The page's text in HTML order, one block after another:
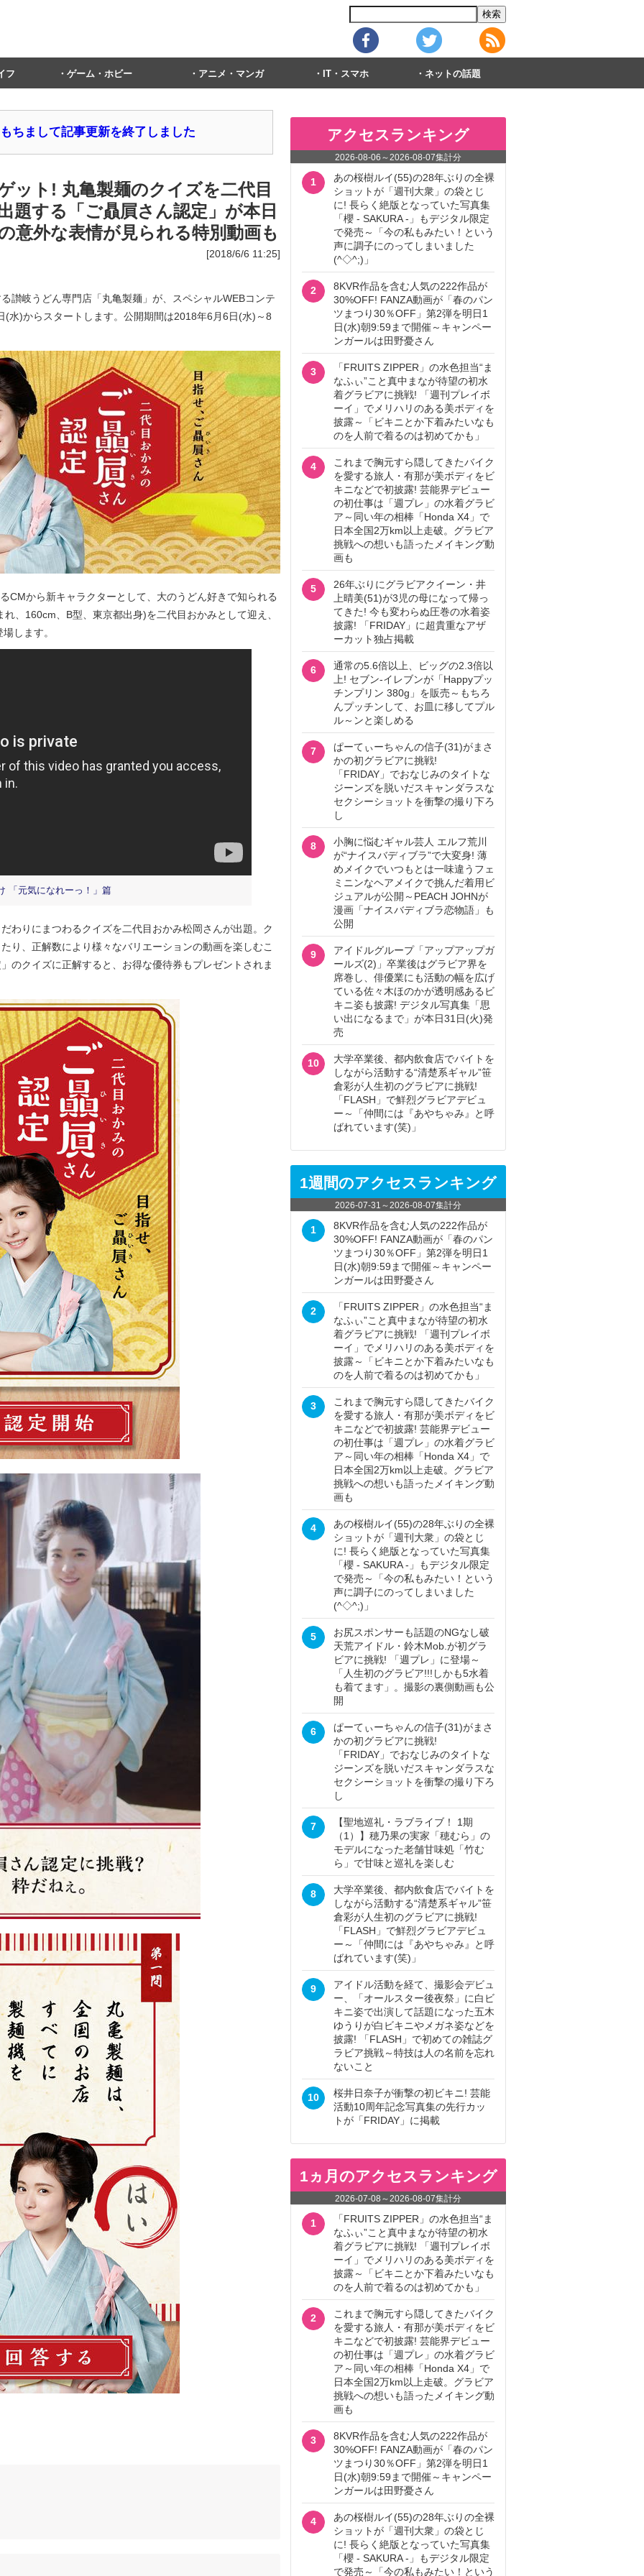
フ ゲーム・ホビー アニメ・マンガ IT・スマホ ネットの話題
ちまして記事更新を終了しました
ット! 丸亀製麺のクイズを二代目
題する「ご贔屓さん認定」が本日
意外な表情が見られる特別動画も
[2018/6/6 11:25]
岐うどん専門店「丸亀製麺」が、スペシャルWEBコンテ
水)からスタートします。公開期間は2018年6月6日(水)～8
から新キャラクターとして、大のうどん好きで知られる
、160cm、B型、東京都出身)を二代目おかみとして迎え、
します。
元気になれーっ！」篇
りにまつわるクイズを二代目おかみ松岡さんが出題。ク
り、正解数により様々なバリエーションの動画を楽しむこ
のクイズに正解すると、お得な優待券もプレゼントされま
アクセスランキング
2026-08-06 ～2026-08-07集計分
1
あの桜樹ルイ(55)の28年ぶりの全裸
ショットが「週刊大衆」の袋とじ
に! 長らく絶版となっていた写真集
「櫻 - SAKURA -」もデジタル限定
で発売～「今の私もみたい！という
声に調子にのってしまいました
(^◇^;)」
2
8KVR作品を含む人気の222作品が
30%OFF! FANZA動画が「春のパン
ツまつり30％OFF」第2弾を明日1
日(水)朝9:59まで開催～キャンペー
ンガールは田野憂さん
3
「FRUITS ZIPPER」の水色担当“ま
なふぃ”こと真中まなが待望の初水
着グラビアに挑戦! 「週刊プレイボ
ーイ」でメリハリのある美ボディを
披露～「ビキニとか下着みたいなも
のを人前で着るのは初めてかも」
4
これまで胸元すら隠してきたバイク
を愛する旅人・有那が美ボディをビ
キニなどで初披露! 芸能界デビュー
の初仕事は「週プレ」の水着グラビ
ア～同い年の相棒「Honda X4」で
日本全国2万km以上走破。グラビア
挑戦への想いも語ったメイキング動
画も
5
26年ぶりにグラビアクイーン・井
上晴美(51)が3児の母になって帰っ
てきた! 今も変わらぬ圧巻の水着姿
披露! 「FRIDAY」に超貴重なアザ
ーカット独占掲載
6
通常の5.6倍以上、ビッグの2.3倍以
上! セブン‐イレブンが「Happyプッ
チンプリン 380g」を販売～もちろ
んプッチンして、お皿に移してプル
ル～ンと楽しめる
7
ぱーてぃーちゃんの信子(31)がまさ
かの初グラビアに挑戦!
「FRIDAY」でおなじみのタイトな
ジーンズを脱いだスキャンダラスな
セクシーショットを衝撃の撮り下ろ
し
8
小胸に悩むギャル芸人 エルフ荒川
が“ナイスバディブラ”で大変身! 薄
めメイクでいつもとは一味違うフェ
ミニンなヘアメイクで挑んだ着用ビ
ジュアルが公開～PEACH JOHNが
漫画「ナイスバディブラ恋物語」も
公開
9
アイドルグループ「アップアップガ
ールズ(2)」卒業後はグラビア界を
席巻し、俳優業にも活動の幅を広げ
ている佐々木ほのかが透明感あるビ
キニ姿も披露! デジタル写真集「思
い出になるまで」が本日31日(火)発
売
10
大学卒業後、都内飲食店でバイトを
しながら活動する“清楚系ギャル”笹
倉彩が人生初のグラビアに挑戦!
「FLASH」で鮮烈グラビアデビュ
ー～「仲間には『あやちゃみ』と呼
ばれています(笑)」
1週間のアクセスランキング
2026-07-31 ～2026-08-07集計分
1
8KVR作品を含む人気の222作品が
30%OFF! FANZA動画が「春のパン
ツまつり30％OFF」第2弾を明日1
日(水)朝9:59まで開催～キャンペー
ンガールは田野憂さん
2
「FRUITS ZIPPER」の水色担当“ま
なふぃ”こと真中まなが待望の初水
着グラビアに挑戦! 「週刊プレイボ
ーイ」でメリハリのある美ボディを
披露～「ビキニとか下着みたいなも
のを人前で着るのは初めてかも」
3
これまで胸元すら隠してきたバイク
を愛する旅人・有那が美ボディをビ
キニなどで初披露! 芸能界デビュー
の初仕事は「週プレ」の水着グラビ
ア～同い年の相棒「Honda X4」で
日本全国2万km以上走破。グラビア
挑戦への想いも語ったメイキング動
画も
4
あの桜樹ルイ(55)の28年ぶりの全裸
ショットが「週刊大衆」の袋とじ
に! 長らく絶版となっていた写真集
「櫻 - SAKURA -」もデジタル限定
で発売～「今の私もみたい！という
声に調子にのってしまいました
(^◇^;)」
5
お尻スポンサーも話題のNGなし破
天荒アイドル・鈴木Mob.が初グラ
ビアに挑戦! 「週プレ」に登場～
「人生初のグラビア!!!しかも5水着
も着てます」。撮影の裏側動画も公
開
6
ぱーてぃーちゃんの信子(31)がまさ
かの初グラビアに挑戦!
「FRIDAY」でおなじみのタイトな
ジーンズを脱いだスキャンダラスな
セクシーショットを衝撃の撮り下ろ
し
7
【聖地巡礼・ラブライブ！ 1期
（1）】穂乃果の実家「穂むら」の
モデルになった老舗甘味処「竹む
ら」で甘味と巡礼を楽しむ
8
大学卒業後、都内飲食店でバイトを
しながら活動する“清楚系ギャル”笹
倉彩が人生初のグラビアに挑戦!
「FLASH」で鮮烈グラビアデビュ
ー～「仲間には『あやちゃみ』と呼
ばれています(笑)」
9
アイドル活動を経て、撮影会デビュ
ー、「オールスター後夜祭」に白ビ
キニ姿で出演して話題になった五木
ゆうりが白ビキニやメガネ姿などを
披露! 「FLASH」で初めての雑誌グ
ラビア挑戦～特技は人の名前を忘れ
ないこと
10
桜井日奈子が衝撃の初ビキニ! 芸能
活動10周年記念写真集の先行カッ
トが「FRIDAY」に掲載
1ヵ月のアクセスランキング
2026-07-08 ～2026-08-07集計分
1
「FRUITS ZIPPER」の水色担当“ま
なふぃ”こと真中まなが待望の初水
着グラビアに挑戦! 「週刊プレイボ
ーイ」でメリハリのある美ボディを
披露～「ビキニとか下着みたいなも
のを人前で着るのは初めてかも」
2
これまで胸元すら隠してきたバイク
を愛する旅人・有那が美ボディをビ
キニなどで初披露! 芸能界デビュー
の初仕事は「週プレ」の水着グラビ
ア～同い年の相棒「Honda X4」で
日本全国2万km以上走破。グラビア
挑戦への想いも語ったメイキング動
画も
3
8KVR作品を含む人気の222作品が
30%OFF! FANZA動画が「春のパン
ツまつり30％OFF」第2弾を明日1
日(水)朝9:59まで開催～キャンペー
ンガールは田野憂さん
4
あの桜樹ルイ(55)の28年ぶりの全裸
ショットが「週刊大衆」の袋とじ
に! 長らく絶版となっていた写真集
「櫻 - SAKURA -」もデジタル限定
で発売～「今の私もみたい！という